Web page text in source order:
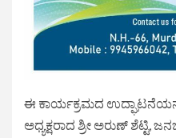
ಈ ಕಾರ್ಯಕ್ರಮದ
ಅಧ್ಯಕ್ಷರಾದ ಶ್ರೀ ಅರುಣ್ ಶೆಟ್ಟಿ,